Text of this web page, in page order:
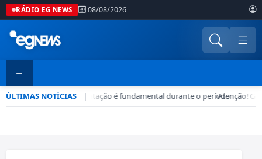
RÁDIO EG NEWS 08/08/2026
ÚLTIMAS NOTÍCIAS |
Seca no DF: hidratação é fundamental durante o período
• Atenção!